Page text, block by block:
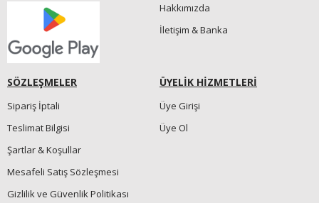
Hakkımızda
İletişim & Banka
SÖZLEŞMELER
Sipariş İptali
Teslimat Bilgisi
Şartlar & Koşullar
Mesafeli Satış Sözleşmesi
Gizlilik ve Güvenlik Politikası
ÜYELİK HİZMETLERİ
Üye Girişi
Üye Ol